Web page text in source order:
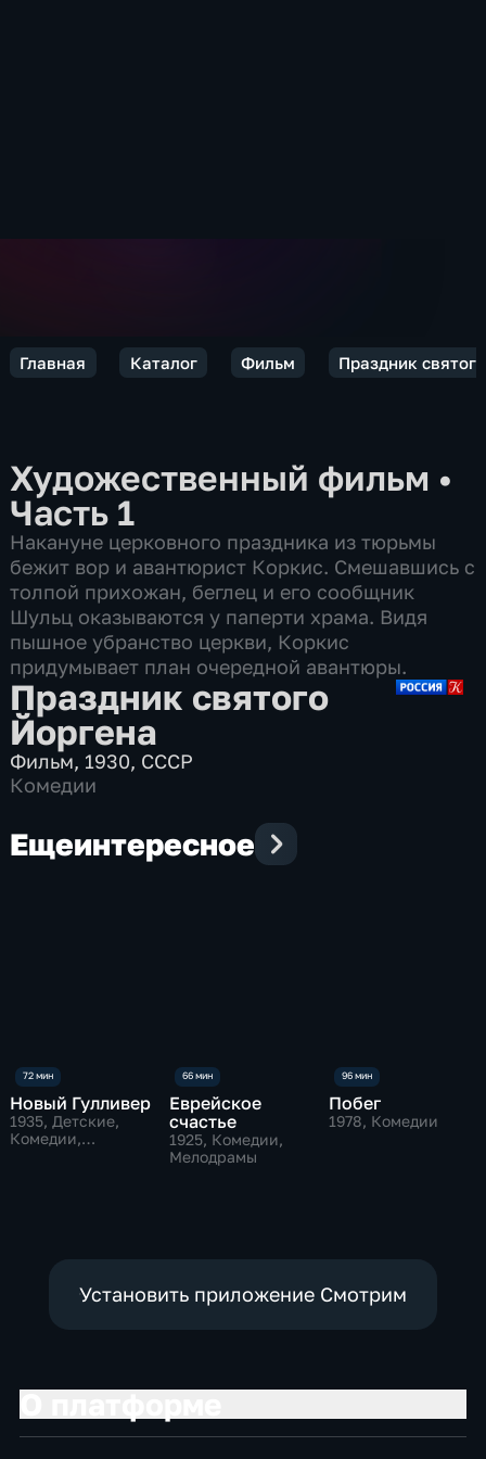
Главная Каталог Фильм Праздник
Художественный фильм •
Часть 1
Накануне церковного праздника из тюрьмы
бежит вор и авантюрист Коркис. Смешавшись с
толпой прихожан, беглец и его сообщник
Шульц оказываются у паперти храма. Видя
пышное убранство церкви, Коркис
придумывает план очередной авантюры.
Праздник святого
Йоргена
Фильм, 1930, СССР
Комедии
Ещеинтересное
Новый Гулливер
1935, Детские,
Комедии,
Еврейское
счастье
1925, Комедии,
Мелодрамы
Побег
1978, Комедии
Установить приложение Смотрим